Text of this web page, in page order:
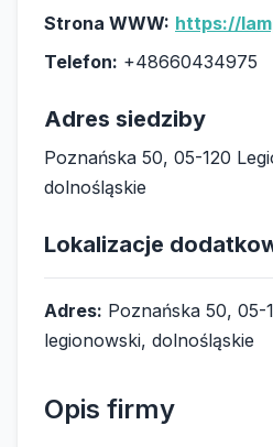
Strona WWW: https://
Telefon: +48660434975
Adres siedziby
Poznańska 50, 05-120
dolnośląskie
Lokalizacje
Adres: Poznańska 50, 05-
legionowski, dolnośląskie
Opis firmy